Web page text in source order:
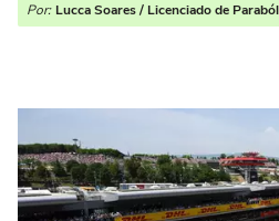
Por: Lucca Soares / Licenciado de